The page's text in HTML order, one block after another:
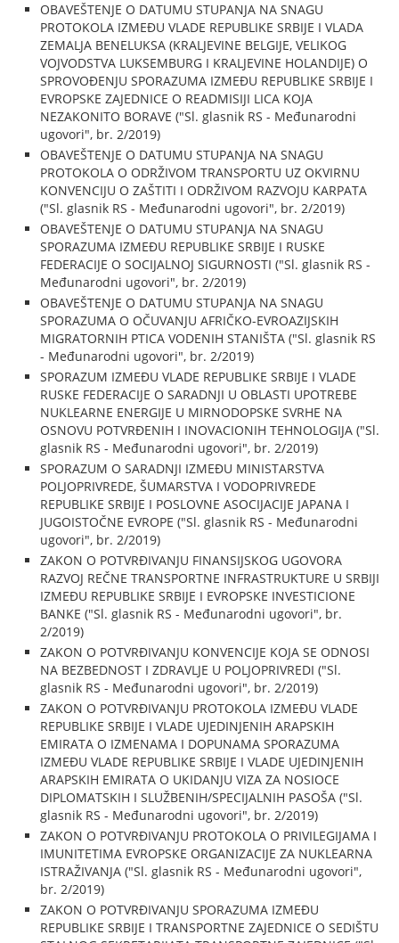
OBAVEŠTENJE O DATUMU STUPANJA NA SNAGU
PROTOKOLA IZMEĐU VLADE REPUBLIKE SRBIJE I VLADA
ZEMALJA BENELUKSA (KRALJEVINE BELGIJE, VELIKOG
VOJVODSTVA LUKSEMBURG I KRALJEVINE HOLANDIJE) O
SPROVOĐENJU SPORAZUMA IZMEĐU REPUBLIKE SRBIJE I
EVROPSKE ZAJEDNICE O READMISIJI LICA KOJA
NEZAKONITO BORAVE ("Sl. glasnik RS - Međunarodni
ugovori", br. 2/2019)
OBAVEŠTENJE O DATUMU STUPANJA NA SNAGU
PROTOKOLA O ODRŽIVOM TRANSPORTU UZ OKVIRNU
KONVENCIJU O ZAŠTITI I ODRŽIVOM RAZVOJU KARPATA
("Sl. glasnik RS - Međunarodni ugovori", br. 2/2019)
OBAVEŠTENJE O DATUMU STUPANJA NA SNAGU
SPORAZUMA IZMEĐU REPUBLIKE SRBIJE I RUSKE
FEDERACIJE O SOCIJALNOJ SIGURNOSTI ("Sl. glasnik RS -
Međunarodni ugovori", br. 2/2019)
OBAVEŠTENJE O DATUMU STUPANJA NA SNAGU
SPORAZUMA O OČUVANJU AFRIČKO-EVROAZIJSKIH
MIGRATORNIH PTICA VODENIH STANIŠTA ("Sl. glasnik RS
- Međunarodni ugovori", br. 2/2019)
SPORAZUM IZMEĐU VLADE REPUBLIKE SRBIJE I VLADE
RUSKE FEDERACIJE O SARADNJI U OBLASTI UPOTREBE
NUKLEARNE ENERGIJE U MIRNODOPSKE SVRHE NA
OSNOVU POTVRĐENIH I INOVACIONIH TEHNOLOGIJA ("Sl.
glasnik RS - Međunarodni ugovori", br. 2/2019)
SPORAZUM O SARADNJI IZMEĐU MINISTARSTVA
POLJOPRIVREDE, ŠUMARSTVA I VODOPRIVREDE
REPUBLIKE SRBIJE I POSLOVNE ASOCIJACIJE JAPANA I
JUGOISTOČNE EVROPE ("Sl. glasnik RS - Međunarodni
ugovori", br. 2/2019)
ZAKON O POTVRĐIVANJU FINANSIJSKOG UGOVORA
RAZVOJ REČNE TRANSPORTNE INFRASTRUKTURE U SRBIJI
IZMEĐU REPUBLIKE SRBIJE I EVROPSKE INVESTICIONE
BANKE ("Sl. glasnik RS - Međunarodni ugovori", br.
2/2019)
ZAKON O POTVRĐIVANJU KONVENCIJE KOJA SE ODNOSI
NA BEZBEDNOST I ZDRAVLJE U POLJOPRIVREDI ("Sl.
glasnik RS - Međunarodni ugovori", br. 2/2019)
ZAKON O POTVRĐIVANJU PROTOKOLA IZMEĐU VLADE
REPUBLIKE SRBIJE I VLADE UJEDINJENIH ARAPSKIH
EMIRATA O IZMENAMA I DOPUNAMA SPORAZUMA
IZMEĐU VLADE REPUBLIKE SRBIJE I VLADE UJEDINJENIH
ARAPSKIH EMIRATA O UKIDANJU VIZA ZA NOSIOCE
DIPLOMATSKIH I SLUŽBENIH/SPECIJALNIH PASOŠA ("Sl.
glasnik RS - Međunarodni ugovori", br. 2/2019)
ZAKON O POTVRĐIVANJU PROTOKOLA O PRIVILEGIJAMA I
IMUNITETIMA EVROPSKE ORGANIZACIJE ZA NUKLEARNA
ISTRAŽIVANJA ("Sl. glasnik RS - Međunarodni ugovori",
br. 2/2019)
ZAKON O POTVRĐIVANJU SPORAZUMA IZMEĐU
REPUBLIKE SRBIJE I TRANSPORTNE ZAJEDNICE O SEDIŠTU